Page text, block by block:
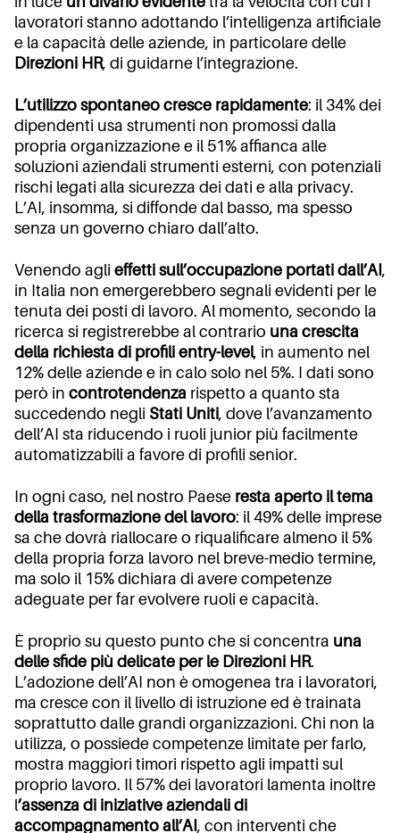
lavoratori stanno adottando l’intelligenza artificiale
e la capacità delle aziende, in particolare delle
Direzioni HR, di guidarne l’integrazione.
L’utilizzo spontaneo cresce rapidamente: il 34% dei
dipendenti usa strumenti non promossi dalla
propria organizzazione e il 51% affianca alle
soluzioni aziendali strumenti esterni, con potenziali
rischi legati alla sicurezza dei dati e alla privacy.
L’AI, insomma, si diffonde dal basso, ma spesso
senza un governo chiaro dall’alto.
Venendo agli effetti sull’occupazione portati dall’AI ,
in Italia non emergerebbero segnali evidenti per le
tenuta dei posti di lavoro. Al momento, secondo la
ricerca si registrerebbe al contrario una crescita
della richiesta di profili entry-level, in aumento nel
12% delle aziende e in calo solo nel 5%. I dati sono
però in controtendenza rispetto a quanto sta
succedendo negli Stati Uniti, dove l’avanzamento
dell’AI sta riducendo i ruoli junior più facilmente
automatizzabili a favore di profili senior.
In ogni caso, nel nostro Paese resta aperto il tema
della trasformazione del lavoro: il 49% delle imprese
sa che dovrà riallocare o riqualificare almeno il 5%
della propria forza lavoro nel breve-medio termine,
ma solo il 15% dichiara di avere competenze
adeguate per far evolvere ruoli e capacità.
È proprio su questo punto che si concentra una
delle sfide più delicate per le Direzioni HR.
L’adozione dell’AI non è omogenea tra i lavoratori,
ma cresce con il livello di istruzione ed è trainata
soprattutto dalle grandi organizzazioni. Chi non la
utilizza, o possiede competenze limitate per farlo,
mostra maggiori timori rispetto agli impatti sul
proprio lavoro. Il 57% dei lavoratori lamenta inoltre
l’assenza di iniziative aziendali di
accompagnamento all’AI , con interventi che